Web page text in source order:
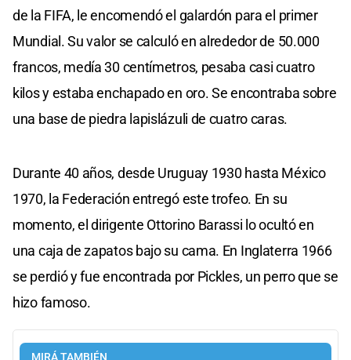
de la FIFA, le encomendó el galardón para el primer
Mundial. Su valor se calculó en alrededor de 50.000
francos, medía 30 centímetros, pesaba casi cuatro
kilos y estaba enchapado en oro. Se encontraba sobre
una base de piedra lapislázuli de cuatro caras.
Durante 40 años, desde Uruguay 1930 hasta México
1970, la Federación entregó este trofeo. En su
momento, el dirigente Ottorino Barassi lo ocultó en
una caja de zapatos bajo su cama. En Inglaterra 1966
se perdió y fue encontrada por Pickles, un perro que se
hizo famoso.
MIRÁ TAMBIÉN